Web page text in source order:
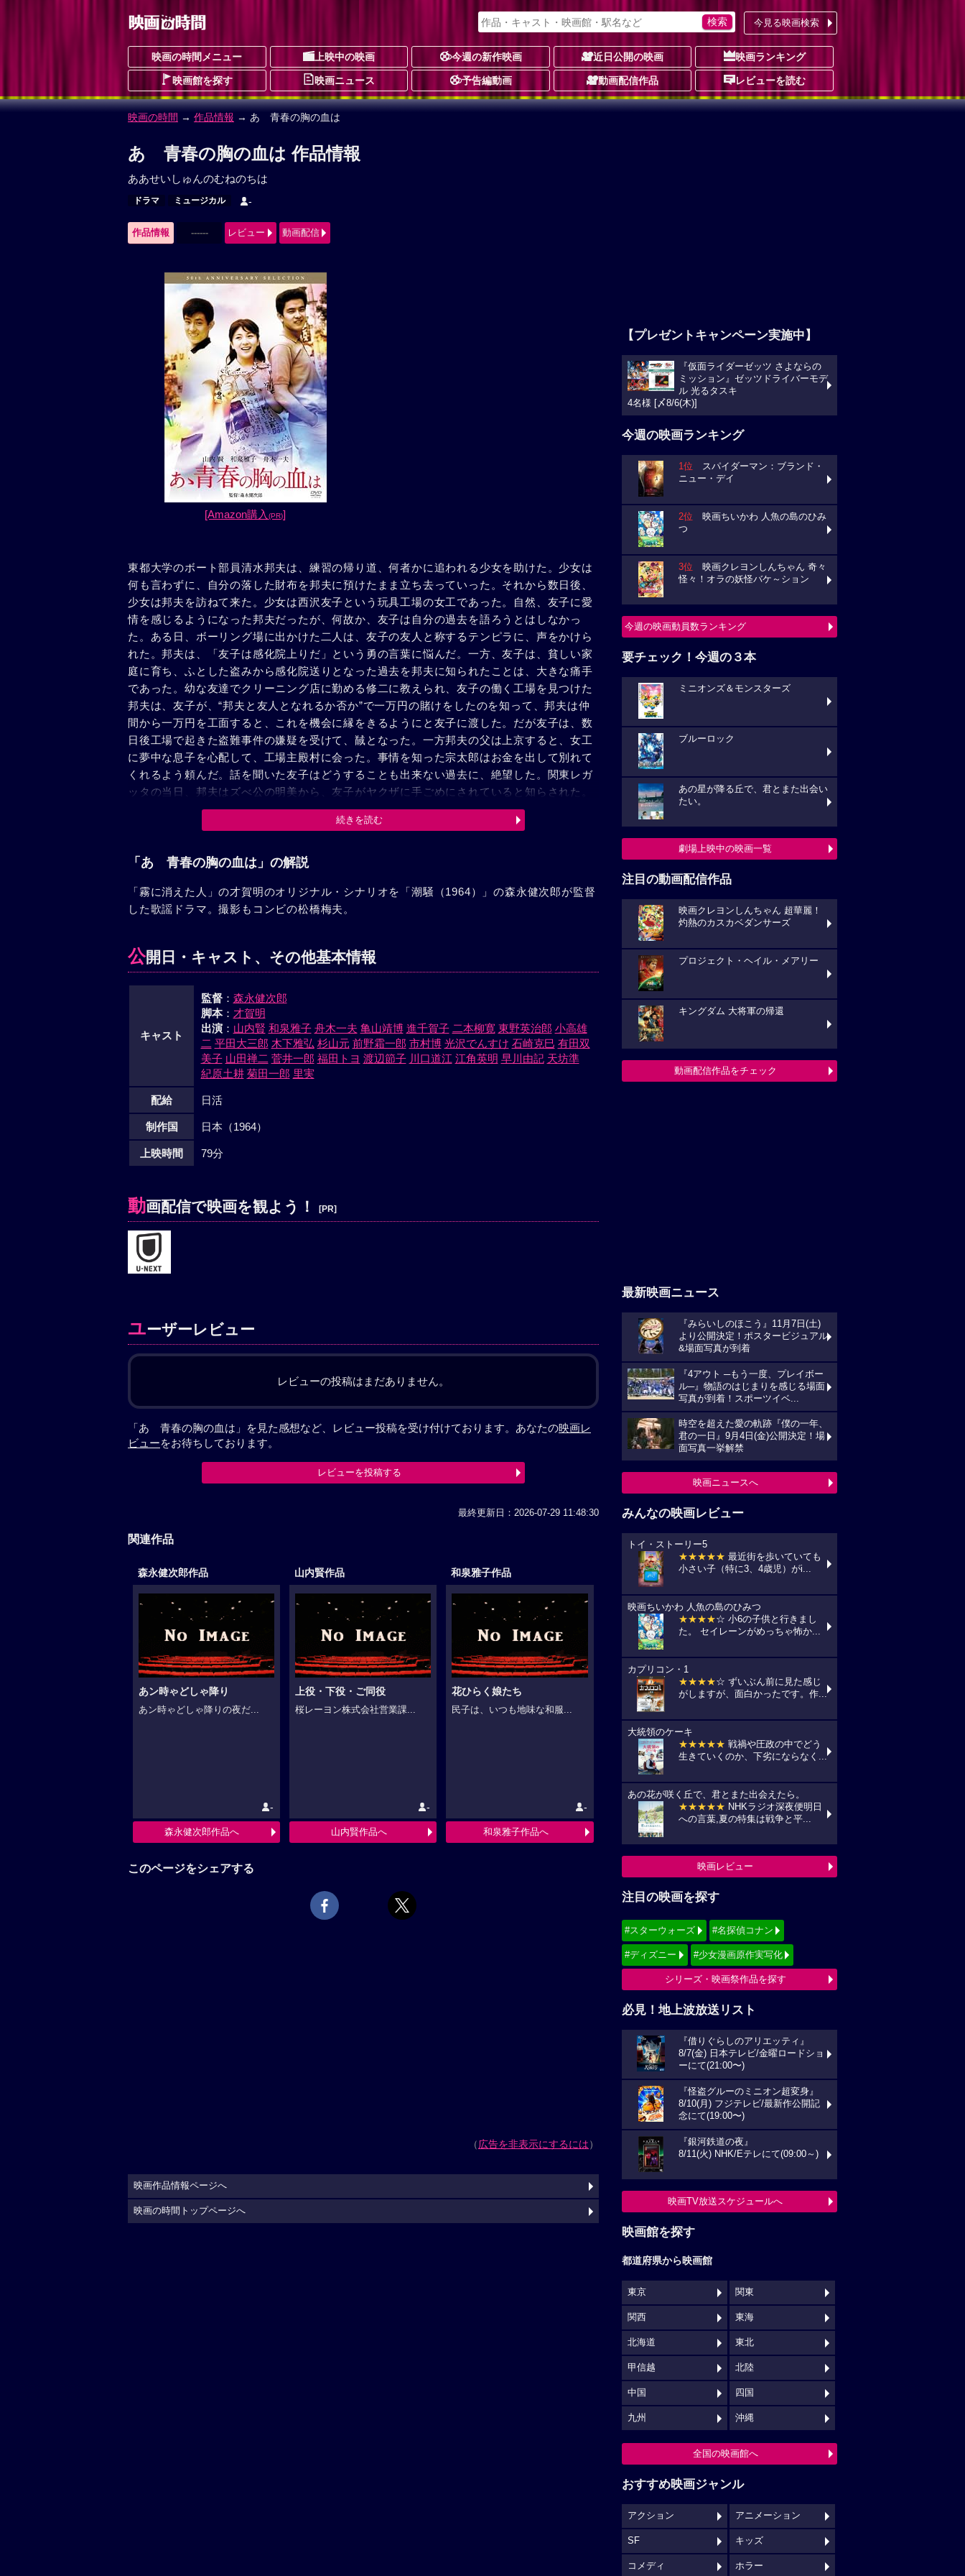
今見る映画検索
映画の時間メニュー 上映中の映画 今週の新作映画 近日公開の映画 映画ランキング
映画館を探す 映画ニュース 予告編動画 動画配信作品 レビューを読む
映画の時間 → 作品情報 → あゝ青春の胸の血は
あゝ青春の胸の血は 作品情報
ああせいしゅんのむねのちは
ドラマ ミュージカル -
作品情報 ------ レビュー 動画配信
[Amazon購入(PR)]
東都大学のボート部員清水邦夫は、練習の帰り道、何者かに追われる少女を助けた。少女は
何も言わずに、自分の落した財布を邦夫に預けたまま立ち去っていった。それから数日後、
少女は邦夫を訪ねて来た。少女は西沢友子という玩具工場の女工であった。自然、友子に愛
情を感じるようになった邦夫だったが、何故か、友子は自分の過去を語ろうとはしなかっ
た。ある日、ボーリング場に出かけた二人は、友子の友人と称するテンピラに、声をかけら
れた。邦夫は、「友子は感化院上りだ」という勇の言葉に悩んだ。一方、友子は、貧しい家
庭に育ち、ふとした盗みから感化院送りとなった過去を邦夫に知られたことは、大きな痛手
であった。幼な友達でクリーニング店に勤める修二に教えられ、友子の働く工場を見つけた
邦夫は、友子が、“邦夫と友人となれるか否か”で一万円の賭けをしたのを知って、邦夫は仲
間から一万円を工面すると、これを機会に縁をきるようにと友子に渡した。だが友子は、数
日後工場で起きた盗難事件の嫌疑を受けて、馘となった。一方邦夫の父は上京すると、女工
に夢中な息子を心配して、工場主殿村に会った。事情を知った宗太郎はお金を出して別れて
くれるよう頼んだ。話を聞いた友子はどうすることも出来ない過去に、絶望した。関東レガ
ッタの当日、邦夫はズべ公の明美から、友子がヤクザに手ごめにされていると知らされた。
仲間をふりきって警官のもとに走った邦夫は、倉庫の二階から落ちて重傷を負った友子を助
けた。邦夫の欠場で東都大学クルーは、優勝を逸した。一時は激怒した部員も、国体での優
邦夫も明るい日を送ることになった。
続きを読む
「あゝ青春の胸の血は」の解説
「霧に消えた人」の才賀明のオリジナル・シナリオを「潮騒（1964）」の森永健次郎が監督
した歌謡ドラマ。撮影もコンビの松橋梅夫。
公開日・キャスト、その他基本情報
キャスト
監督： 森永健次郎
脚本： 才賀明
出演： 山内賢 和泉雅子 舟木一夫 亀山靖博 進千賀子 二本柳寛 東野英治郎 小高雄
二 平田大三郎 木下雅弘 杉山元 前野霜一郎 市村博 光沢でんすけ 石崎克巳 有田双
美子 山田禅二 菅井一郎 福田トヨ 渡辺節子 川口道江 江角英明 早川由記 天坊準
紀原土耕 菊田一郎 里実
配給 日活
制作国 日本（1964）
上映時間 79分
動画配信で映画を観よう！ [PR]
ユーザーレビュー
レビューの投稿はまだありません。
「あゝ青春の胸の血は」を見た感想など、レビュー投稿を受け付けております。あなたの映画レ
ビューをお待ちしております。
レビューを投稿する
最終更新日：2026-07-29 11:48:30
関連作品
森永健次郎作品
あン時ゃどしゃ降り
あン時ゃどしゃ降りの夜だ...
-
森永健次郎作品へ
山内賢作品
上役・下役・ご同役
桜レーヨン株式会社営業課...
-
山内賢作品へ
和泉雅子作品
花ひらく娘たち
民子は、いつも地味な和服...
-
和泉雅子作品へ
このページをシェアする
（広告を非表示にするには）
【プレゼントキャンペーン実施中】
『仮面ライダーゼッツ さよならの
ミッション』ゼッツドライバーモデ
ル 光るタスキ
4名様 [〆8/6(木)]
今週の映画ランキング
1位 スパイダーマン：ブランド・
ニュー・デイ
2位 映画ちいかわ 人魚の島のひみ
つ
3位 映画クレヨンしんちゃん 奇々
怪々！オラの妖怪バケ～ション
今週の映画動員数ランキング
要チェック！今週の３本
ミニオンズ＆モンスターズ
ブルーロック
あの星が降る丘で、君とまた出会い
たい。
劇場上映中の映画一覧
注目の動画配信作品
映画クレヨンしんちゃん 超華麗！
灼熱のカスカベダンサーズ
プロジェクト・ヘイル・メアリー
キングダム 大将軍の帰還
動画配信作品をチェック
最新映画ニュース
『みらいしのほこう』11月7日(土)
より公開決定！ポスタービジュアル
&場面写真が到着
『4アウト ─もう一度、プレイボー
ル─』物語のはじまりを感じる場面
写真が到着！スポーツイベ...
時空を超えた愛の軌跡『僕の一年、
君の一日』9月4日(金)公開決定！場
面写真一挙解禁
映画ニュースへ
みんなの映画レビュー
トイ・ストーリー5
★★★★★ 最近街を歩いていても
小さい子（特に3、4歳児）がi...
映画ちいかわ 人魚の島のひみつ
★★★★☆ 小6の子供と行きまし
た。 セイレーンがめっちゃ怖か...
カプリコン・1
★★★★☆ ずいぶん前に見た感じ
がしますが、面白かったです。作...
大統領のケーキ
★★★★★ 戦禍や圧政の中でどう
生きていくのか、下劣にならなく...
あの花が咲く丘で、君とまた出会えたら。
★★★★★ NHKラジオ深夜便明日
への言葉,夏の特集は戦争と平...
映画レビュー
注目の映画を探す
#スターウォーズ #名探偵コナン
#ディズニー #少女漫画原作実写化
シリーズ・映画祭作品を探す
必見！地上波放送リスト
『借りぐらしのアリエッティ』
8/7(金) 日本テレビ/金曜ロードショ
ーにて(21:00〜)
『怪盗グルーのミニオン超変身』
8/10(月) フジテレビ/最新作公開記
念にて(19:00〜)
『銀河鉄道の夜』
8/11(火) NHK/Eテレにて(09:00～)
映画TV放送スケジュールへ
映画館を探す
都道府県から映画館
東京 関東
関西 東海
北海道 東北
甲信越 北陸
中国 四国
九州 沖縄
全国の映画館へ
おすすめ映画ジャンル
アクション アニメーション
SF キッズ
コメディ ホラー
映画作品情報ページへ
映画の時間トップページへ